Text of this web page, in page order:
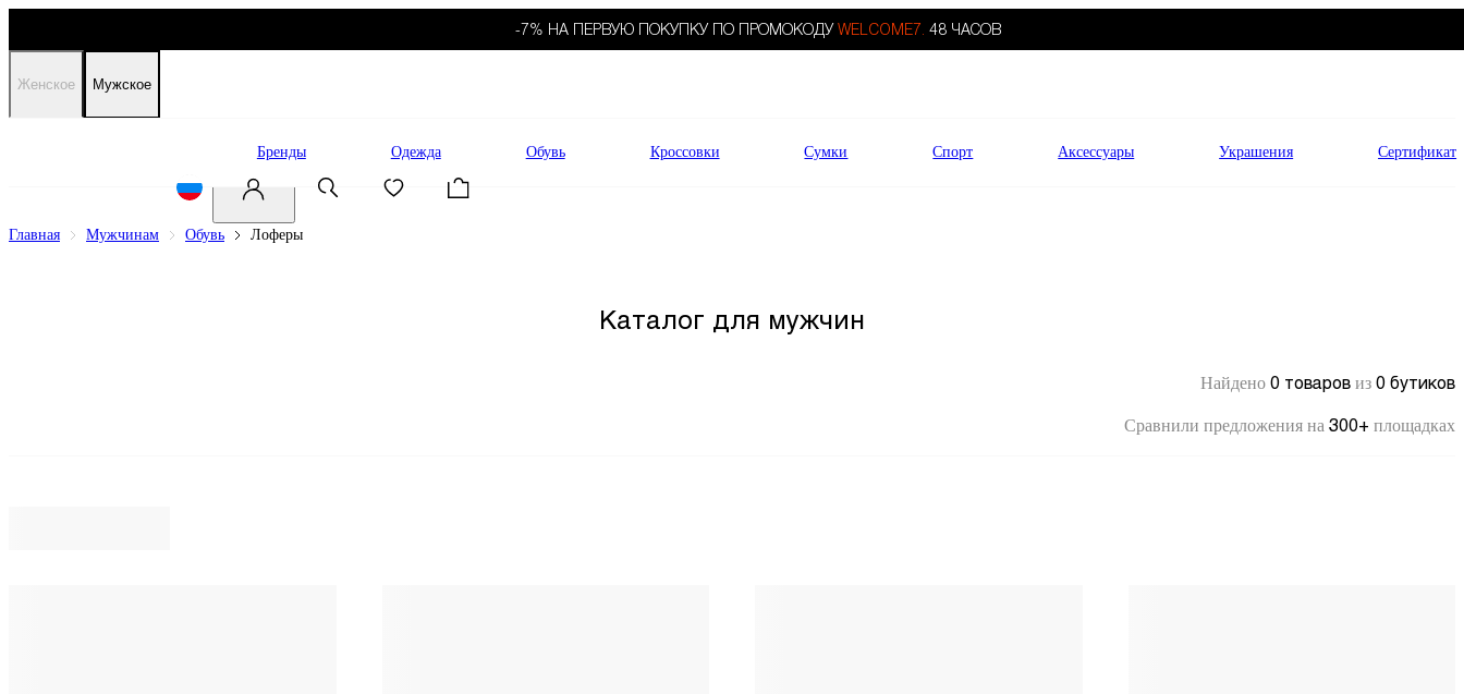
-7% НА ПЕРВУЮ ПОКУПКУ ПО ПРОМОКОДУ WELCOME7. 48 ЧАСОВ
Женское Мужское
Бренды Одежда Обувь Кроссовки Сумки Спорт Аксессуары Украшения Сертификат
Главная Мужчинам Обувь Лоферы
Каталог для мужчин
Найдено 0 товаров из 0 бутиков
Сравнили предложения на 300+ площадках